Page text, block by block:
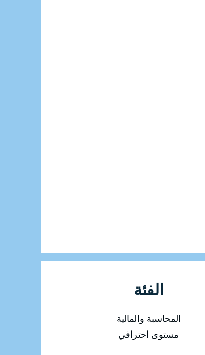
الفئة
المحاسبة والمالية
مستوى احترافي